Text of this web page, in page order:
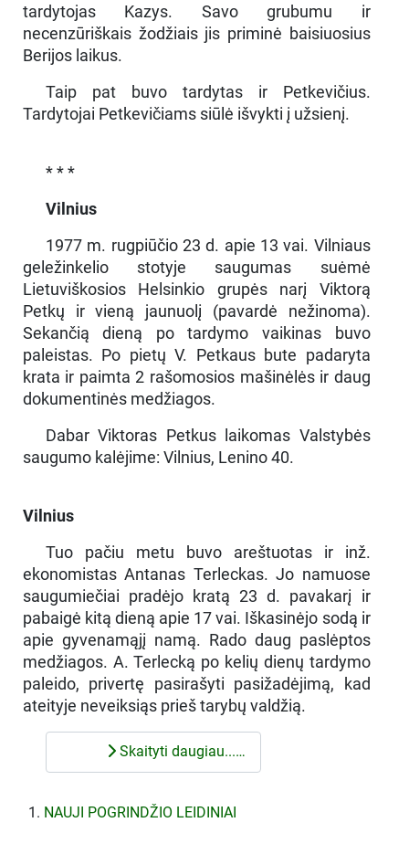
tardytojas Kazys. Savo grubumu ir
necenzūriškais žodžiais jis priminė baisiuosius
Berijos laikus.
Taip pat buvo tardytas ir Petkevičius.
Tardytojai Petkevičiams siūlė išvykti į užsienį.
* * *
Vilnius
1977 m. rugpiūčio 23 d. apie 13 vai. Vilniaus
geležinkelio stotyje saugumas suėmė
Lietuviškosios Helsinkio grupės narį Viktorą
Petkų ir vieną jaunuolį (pavardė nežinoma).
Sekančią dieną po tardymo vaikinas buvo
paleistas. Po pietų V. Petkaus bute padaryta
krata ir paimta 2 rašomosios mašinėlės ir daug
dokumentinės medžiagos.
Dabar Viktoras Petkus laikomas Valstybės
saugumo kalėjime: Vilnius, Lenino 40.
Vilnius
Tuo pačiu metu buvo areštuotas ir inž.
ekonomistas Antanas Terleckas. Jo namuose
saugumiečiai pradėjo kratą 23 d. pavakarį ir
pabaigė kitą dieną apie 17 vai. Iškasinėjo sodą ir
apie gyvenamąjį namą. Rado daug paslėptos
medžiagos. A. Terlecką po kelių dienų tardymo
paleido, privertę pasirašyti pasižadėjimą, kad
ateityje neveiksiąs prieš tarybų valdžią.
Skaityti daugiau...…
NAUJI POGRINDŽIO LEIDINIAI